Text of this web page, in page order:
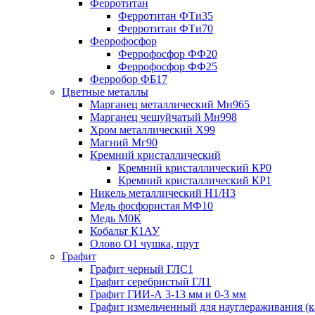
Ферротитан
Ферротитан ФТи35
Ферротитан ФТи70
Феррофосфор
Феррофосфор ФФ20
Феррофосфор ФФ25
Ферробор ФБ17
Цветные металлы
Марганец металлический Мн965
Марганец чешуйчатый Мн998
Хром металлический Х99
Магний Мг90
Кремний кристаллический
Кремний кристаллический КР0
Кремний кристаллический КР1
Никель металлический Н1/Н3
Медь фосфористая МФ10
Медь М0К
Кобальт К1АУ
Олово О1 чушка, прут
Графит
Графит черный ГЛС1
Графит серебристый ГЛ1
Графит ГИИ-А 3-13 мм и 0-3 мм
Графит измельченный для науглераживания